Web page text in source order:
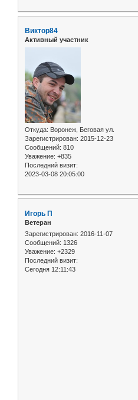
Виктор84
Активный участник
Откуда: Воронеж, Беговая ул.
Зарегистрирован: 2015-12-23
Сообщений: 810
Уважение: +835
Последний визит:
2023-03-08 20:05:00
Игорь П
Ветеран
Зарегистрирован: 2016-11-07
Сообщений: 1326
Уважение: +2329
Последний визит:
Сегодня 12:11:43